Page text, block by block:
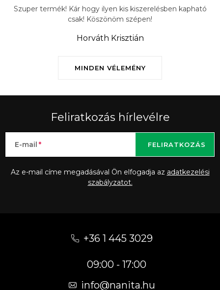
MINDEN VÉLEMÉNY
Szuper termék! Kár hogy ilyen kis kiszerelésben kapható
csak! Köszönöm szépen!
Horváth Krisztián
Feliratkozás hírlevélre
E-mail
Az e-mail címe megadásával Ön elfogadja az adatkezelési
szabályzatot.
FELIRATKOZÁS
+36 1 445 3029
09:00 - 17:00
info@nanita.hu